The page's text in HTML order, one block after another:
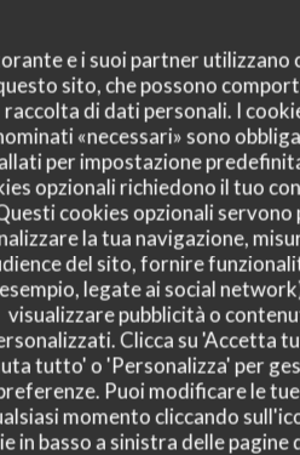
e i suoi partner utilizzano
sito, che possono
raccolta di dati personali. I
«necessari» sono
per impostazione
opzionali richiedono il tuo
cookies opzionali servono
la tua navigazione,
del sito, fornire
esempio, legate ai social
visualizzare pubblicità o
Clicca su 'Accetta
tutto' o 'Personalizza' per
Puoi modificare le
momento cliccando
in basso a sinistra delle pagine
nostri clienti
Cucina: 5/5 Qualità / Prezzo: 5/5
agréable